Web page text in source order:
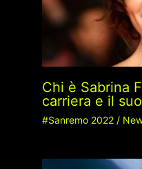
Chi è Sabrina
carriera e il
#Sanremo 2022/